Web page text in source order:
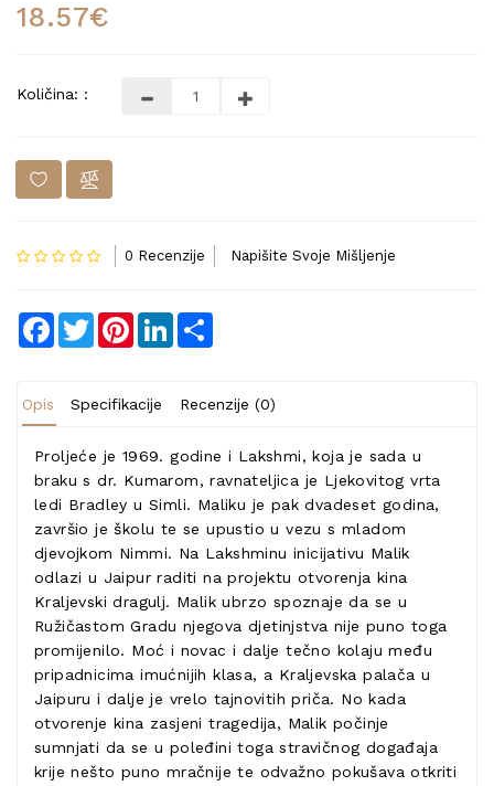
18.57€
Količina: :
0 Recenzije Napišite Svoje Mišljenje
Facebook
TwitterPinterestLinkedIn
Opis Specifikacije Recenzije (0)
Proljeće je 1969. godine i Lakshmi, koja je sada u
braku s dr. Kumarom, ravnateljica je Ljekovitog vrta
ledi Bradley u Simli. Maliku je pak dvadeset godina,
završio je školu te se upustio u vezu s mladom
djevojkom Nimmi. Na Lakshminu inicijativu Malik
odlazi u Jaipur raditi na projektu otvorenja kina
Kraljevski dragulj. Malik ubrzo spoznaje da se u
Ružičastom Gradu njegova djetinjstva nije puno toga
promijenilo. Moć i novac i dalje tečno kolaju među
pripadnicima imućnijih klasa, a Kraljevska palača u
Jaipuru i dalje je vrelo tajnovitih priča. No kada
otvorenje kina zasjeni tragedija, Malik počinje
sumnjati da se u poleđini toga stravičnog događaja
krije nešto puno mračnije te odvažno pokušava otkriti